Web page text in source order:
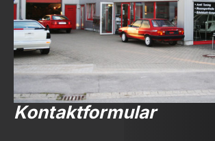
Kontaktformular